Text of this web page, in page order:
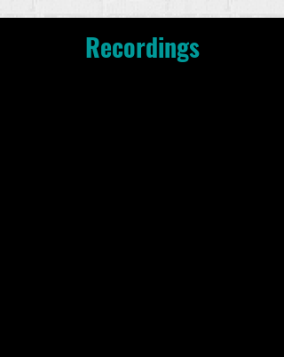
Recordings